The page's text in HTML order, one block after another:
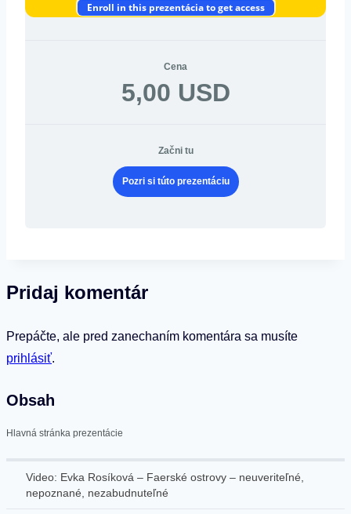
Enroll in this prezentácia to get access
Cena
5,00 USD
Začni tu
Pozri si túto prezentáciu
Pridaj komentár
Prepáčte, ale pred zanechaním komentára sa musíte
prihlásiť.
Obsah
Hlavná stránka prezentácie
Video: Evka Rosíková – Faerské ostrovy – neuveriteľné,
nepoznané, nezabudnuteľné